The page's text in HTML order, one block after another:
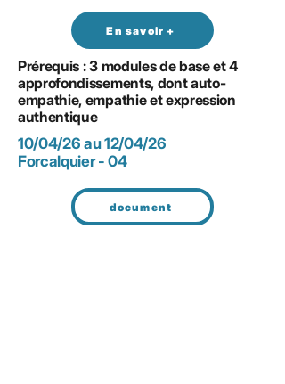
En savoir +
Prérequis : 3 modules de base et 4
approfondissements, dont auto-
empathie, empathie et expression
authentique
10/04/26 au 12/04/26
Forcalquier - 04
document